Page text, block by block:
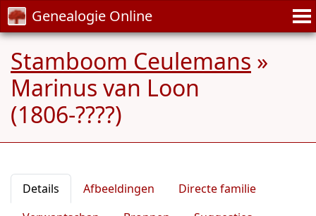
Genealogie Online
Stamboom Ceulemans »
Marinus van Loon
(1806-????)
Details Afbeeldingen
Directe familie